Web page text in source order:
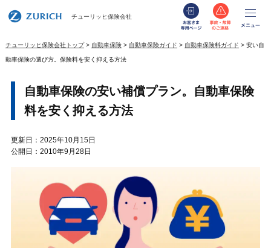
チューリッヒ保険会社
お客さま専用
事故・
チューリッヒ保険会社トップ 自動車保険 自動車保険ガイド 自動車保険料ガイド 安い自
動車保険の選び方。保険料を安く抑える方法
自動車保険の安い補償プラン。自動車保険
料を安く抑える方法
更新日：2025年10月15日
公開日：2010年9月28日